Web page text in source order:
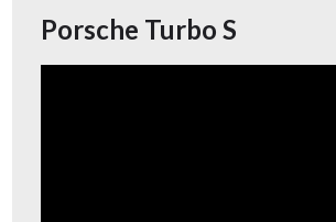
Porsche Turbo S